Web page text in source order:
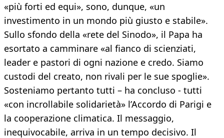
«più forti ed equi», sono, dunque, «un
investimento in un mondo più giusto e stabile».
Sullo sfondo della «rete del Sinodo», il Papa ha
esortato a camminare «al fianco di scienziati,
leader e pastori di ogni nazione e credo. Siamo
custodi del creato, non rivali per le sue spoglie».
Sosteniamo pertanto tutti – ha concluso - tutti
«con incrollabile solidarietà» l’Accordo di Parigi e
la cooperazione climatica. Il messaggio,
inequivocabile, arriva in un tempo decisivo. Il